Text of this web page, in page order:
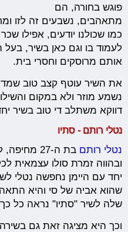
פוגש בחורה, הם
מתאהבים, נשבעים זה לזו
כמו שכולנו יודעים, אפילו
לעמוד בו וגם כאן בשיר,
אותם מרוסקים וחסרי בית.
את השיר עוטף קצב טוב
נשמע מוזר ולא במקום
דווקא משתלב די טוב בשיר
נטלי רותם - סתיו
נטלי רותם
בת ה-27
ובהווה זמרת סולו עצמאית
יחד עם היימן נחפשה נטלי
שהוא אביה של סי והיא
שלה לשיר "סתיו" נראה כל
וכך היא מציגה זאת גם